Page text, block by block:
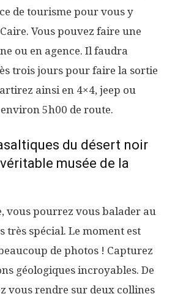
de tourisme pour vous y
Vous pouvez faire une
ou en agence. Il faudra
trois jours pour faire la sortie
ainsi en 4×4, jeep ou
5h00 de route.
du désert noir
musée de la
vous pourrez vous balader au
très spécial. Le moment est
de photos ! Capturez
géologiques incroyables. De
vous rendre sur deux collines